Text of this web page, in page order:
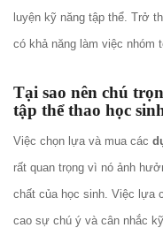
luyện kỹ năng tập thể. Trở
có khả năng làm việc nhóm
Tại sao nên chú
tập thể thao học
Việc chọn lựa và mua các
rất quan trọng vì nó ảnh
chất của học sinh. Việc lựa
cao sự chú ý và cân nhắc